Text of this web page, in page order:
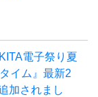
電子祭り夏
イム』最新2